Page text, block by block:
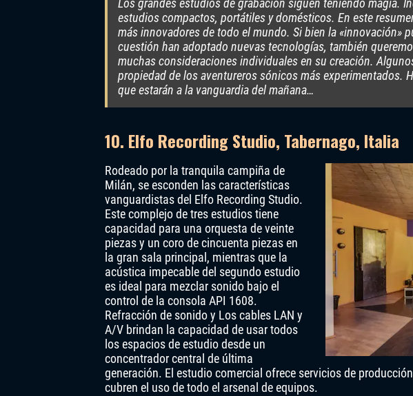
Los grandes estudios de grabación siguen teniendo magia.
estudios compactos, portátiles y domésticos. En este
más innovadores de todo el mundo. Si bien la «innovación»
cuestión han adoptado nuevas tecnologías, también
muchas consideraciones individuales en su creación.
propiedad de los aventureros sónicos más experimentados.
que estarán a la vanguardia del mañana…
10. Elfo Recording Studio, Tabernago, Italia
Rodeado por la tranquila campiña de
Milán, se esconden las características
vanguardistas del Elfo Recording Studio.
Este complejo de tres estudios tiene
capacidad para una orquesta de veinte
piezas y un coro de cincuenta piezas en
la gran sala principal, mientras que la
acústica impecable del segundo estudio
es ideal para mezclar sonido bajo el
control de la consola API 1608.
Refracción de sonido y Los cables LAN y
A/V brindan la capacidad de usar todos
los espacios de estudio desde un
concentrador central de última
generación. El estudio comercial ofrece servicios de
cubren el uso de todo el arsenal de equipos.